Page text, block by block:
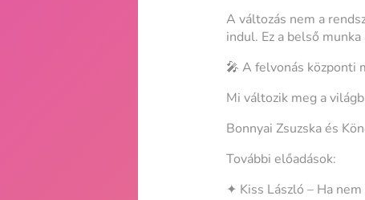
A változás nem a
indul. Ez a belső
🎤 A felvonás központi
Mi változik meg a
Bonnyai Zsuzska és
További előadások:
✦ Kiss László – Ha